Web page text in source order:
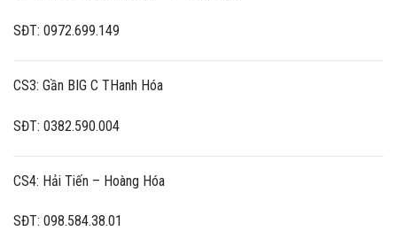
SĐT: 0972.699.149
CS3: Gần BIG C THanh Hóa
SĐT: 0382.590.004
CS4: Hải Tiến – Hoàng Hóa
SĐT: 098.584.38.01